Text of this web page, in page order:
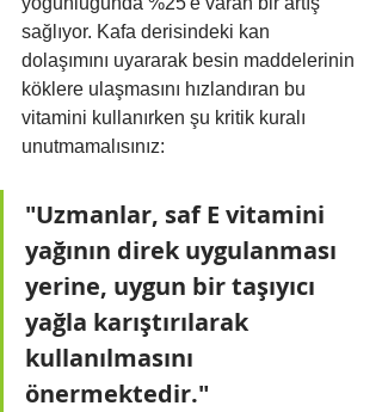
sağlıyor. Kafa derisindeki kan
dolaşımını uyararak besin maddelerinin
köklere ulaşmasını hızlandıran bu
vitamini kullanırken şu kritik kuralı
unutmamalısınız:
"Uzmanlar, saf E vitamini
yağının direk uygulanması
yerine, uygun bir taşıyıcı
yağla karıştırılarak
kullanılmasını
önermektedir."